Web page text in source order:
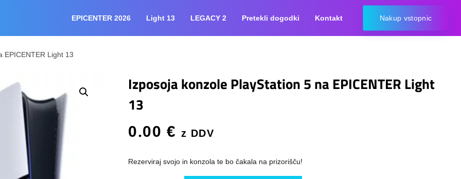
EPICENTER 2026 Light 13 LEGACY 2 Pretekli dogodki Kontakt Nakup vstopnic
EPICENTER Light 13
Izposoja konzole PlayStation 5 na EPICENTER Light
13
0.00 € z DDV
Rezerviraj svojo in konzola te bo čakala na prizorišču!